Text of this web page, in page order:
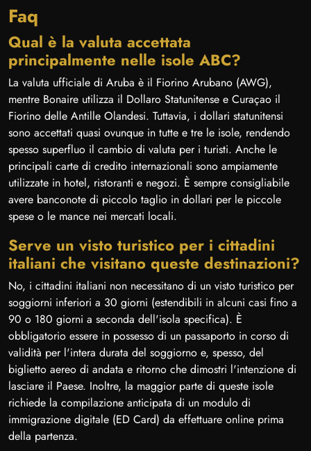
Faq
Qual è la valuta accettata
principalmente nelle isole ABC?
La valuta ufficiale di Aruba è il Fiorino Arubano (AWG),
mentre Bonaire utilizza il Dollaro Statunitense e Curaçao il
Fiorino delle Antille Olandesi. Tuttavia, i dollari statunitensi
sono accettati quasi ovunque in tutte e tre le isole, rendendo
spesso superfluo il cambio di valuta per i turisti. Anche le
principali carte di credito internazionali sono ampiamente
utilizzate in hotel, ristoranti e negozi. È sempre consigliabile
avere banconote di piccolo taglio in dollari per le piccole
spese o le mance nei mercati locali.
Serve un visto turistico per i cittadini
italiani che visitano queste destinazioni?
No, i cittadini italiani non necessitano di un visto turistico per
soggiorni inferiori a 30 giorni (estendibili in alcuni casi fino a
90 o 180 giorni a seconda dell'isola specifica). È
obbligatorio essere in possesso di un passaporto in corso di
validità per l'intera durata del soggiorno e, spesso, del
biglietto aereo di andata e ritorno che dimostri l'intenzione di
lasciare il Paese. Inoltre, la maggior parte di queste isole
richiede la compilazione anticipata di un modulo di
immigrazione digitale (ED Card) da effettuare online prima
della partenza.